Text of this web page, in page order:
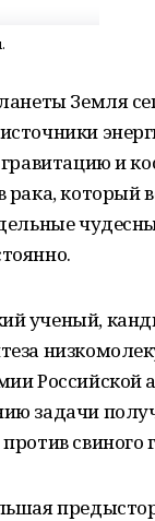
Земля
и
рака,
ученый,
задачи
свиного